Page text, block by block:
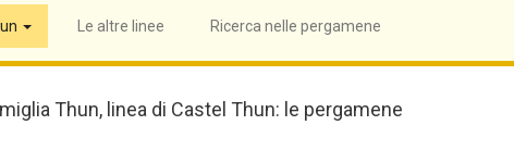
Le altre linee Ricerca nelle pergamene
Thun, linea di Castel Thun: le pergamene